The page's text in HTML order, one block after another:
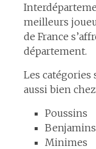
meilleurs
de France
département.
Les catégories
aussi bien
Poussins
Benjamins
Minimes